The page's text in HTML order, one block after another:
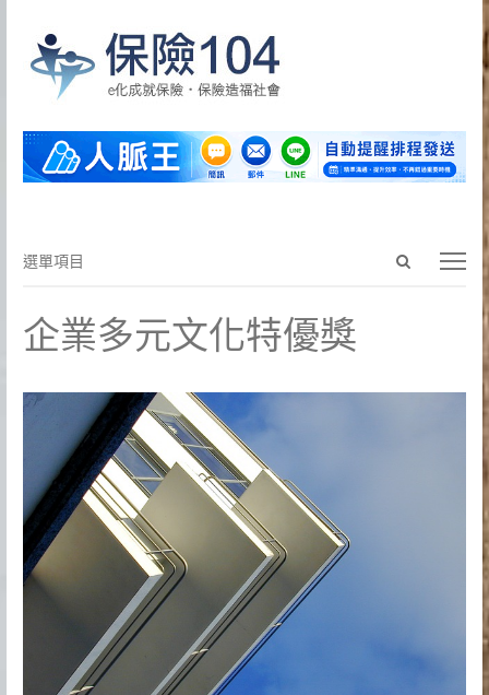
Open
search
選
目
選單項目
企業多元文化特優獎